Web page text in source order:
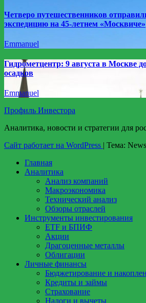
Четверо путешественников
экспедицию на 45-летнем «Москвиче»
Emmanuel
Гидрометцентр: 9 августа в Москве
осадков
Emmanuel
Профиль Инвестора
Аналитика, новости и стратегии для
Сайт работает на WordPress
Тема:
Главная
Аналитика
Анализ компаний
Макроэкономика
Технический анализ
Обзоры отраслей
Инструменты инвестирования
ETF и БПИФ
Акции
Драгоценные металлы
Облигации
Личные финансы
Бюджетирование и
Кредиты и займы
Страхование
Налоги и вычеты